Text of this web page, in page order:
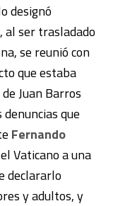
designó
al ser trasladado
se reunió con
que estaba
Juan Barros
que
Fernando
Vaticano a una
declararlo
y adultos, y